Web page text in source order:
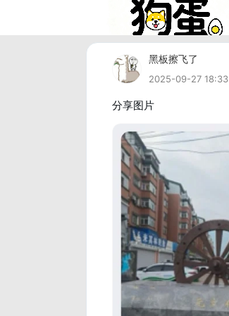
黑板擦飞了
2025-09-27 18:33
分享图片